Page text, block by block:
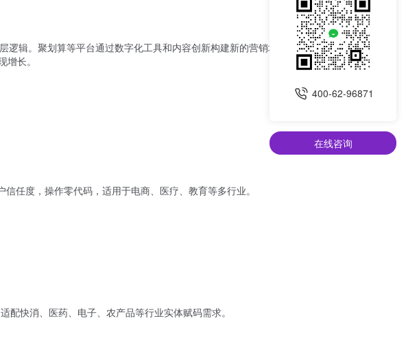
辑。聚划算等平台通过数字化工具和内容创新构建新的营销场景。在2021年，
长。
任度，操作零代码，适用于电商、医疗、教育等多行业。
快消、医药、电子、农产品等行业实体赋码需求。
400-62-96871
在线咨询